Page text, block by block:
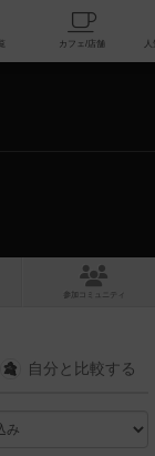
掲示板一覧
コミュニティ
自分と 比較する